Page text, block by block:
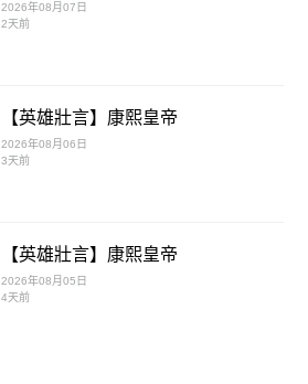
2026年08月07日
2天前
【英雄壯言】康熙皇帝
2026年08月06日
3天前
【英雄壯言】康熙皇帝
2026年08月05日
4天前